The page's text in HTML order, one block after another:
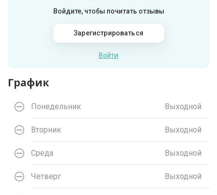
Войдите, чтобы почитать отзывы
Зарегистрироваться
Войти
График
Понедельник Выходной
Вторник Выходной
Среда Выходной
Четверг Выходной